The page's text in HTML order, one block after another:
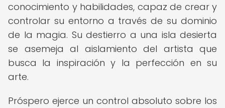
conocimiento y habilidades, capaz de crear y
controlar su entorno a través de su dominio
de la magia. Su destierro a una isla desierta
se asemeja al aislamiento del artista que
busca la inspiración y la perfección en su
arte.
Próspero ejerce un control absoluto sobre los